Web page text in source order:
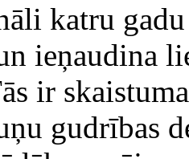
katru
ieņaudina
ir
gudrības